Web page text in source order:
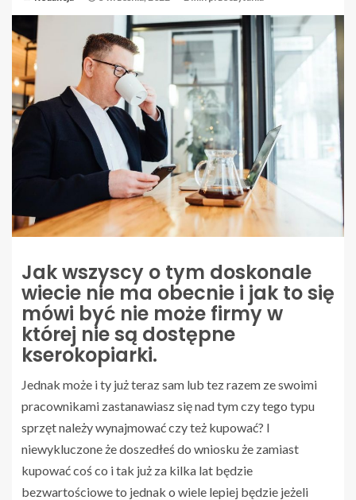
Jak wszyscy o tym doskonale
wiecie nie ma obecnie i jak to się
mówi być nie może firmy w
której nie są dostępne
kserokopiarki.
Jednak może i ty już teraz sam lub tez razem ze swoimi
pracownikami zastanawiasz się nad tym czy tego typu
sprzęt należy wynajmować czy też kupować? I
niewykluczone że doszedłeś do wniosku że zamiast
kupować coś co i tak już za kilka lat będzie
bezwartościowe to jednak o wiele lepiej będzie jeżeli